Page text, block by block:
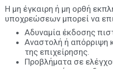
Η μη έγκαιρη ή μη ορθή
υποχρεώσεων μπορεί να
Αδυναμία έκδοσης
Αναστολή ή απόρριψη
της επιχείρησης.
Προβλήματα σε